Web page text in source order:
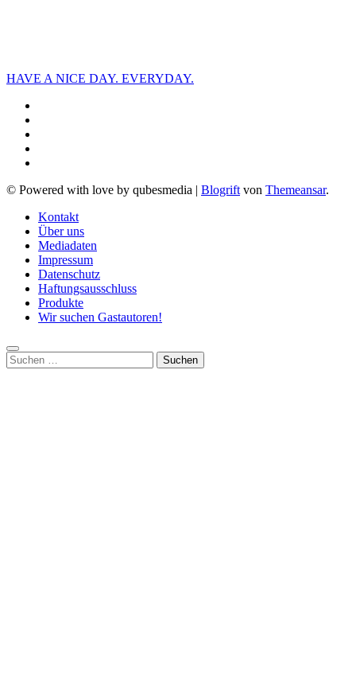
HAVE A NICE DAY. EVERYDAY.
© Powered with love by qubesmedia | Blogrift von Themeansar.
Kontakt
Über uns
Mediadaten
Impressum
Datenschutz
Haftungsausschluss
Produkte
Wir suchen Gastautoren!
Suchen
nach: